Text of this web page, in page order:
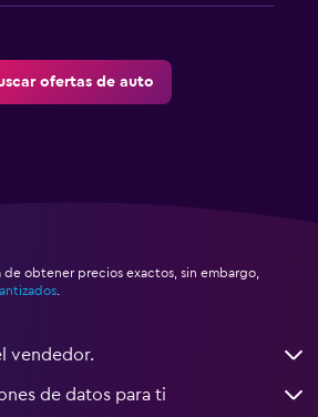
ofertas de auto
de obtener precios exactos, sin embargo,
.
vendedor.
de datos para ti